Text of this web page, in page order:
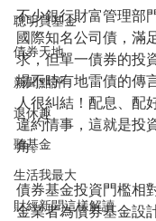
聰明買基金
債券天地
新聞點評
退休趣
聽基金
生活我最大
財經新聞這樣解讀
不少銀行財富管理部
國際知名公司債，滿
求，但單一債券的投
場不時有地雷債的傳
人很糾結！配息、配
違約情事，這就是投
角。
債券基金投資門檻相
金業者為債券基金設